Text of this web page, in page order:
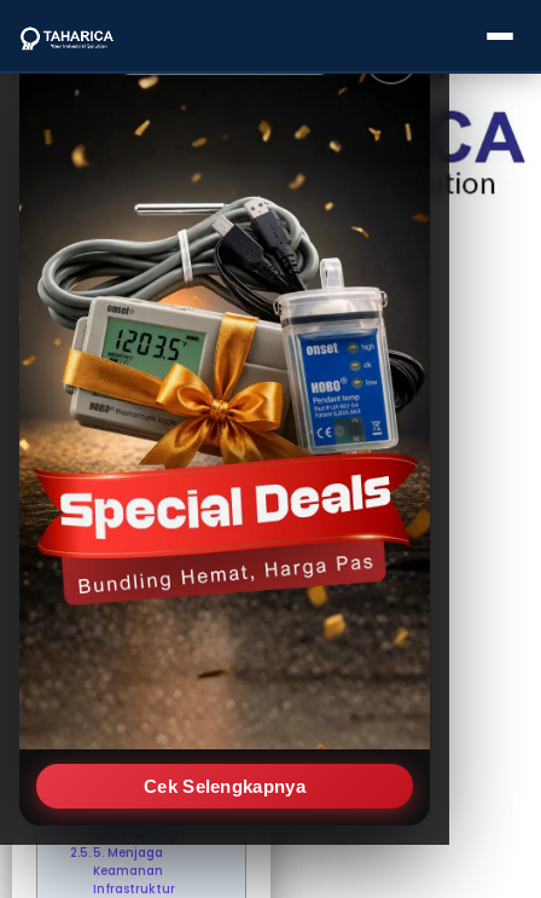
Cek Selengkapnya
Categories
Brands
Service
Industries
Blogs
Cara Kerja Water
Level Sensor
Meter
THC SEO
December 23, 2025
Pembahasan
Artikel
Pengertian Water Level
Sensor Meter
Fungsi Water Level
Sensor Meter
1. Mengukur Tinggi
Air Secara Real-
Time
2. Mendukung
Sistem Otomatisasi
dan Kontrol
3. Mencegah Risiko
Banjir atau
Kekeringan
4. Menunjang
Penelitian Ilmiah
5. Menjaga
Keamanan
Infrastruktur
Postingan
Lainnya